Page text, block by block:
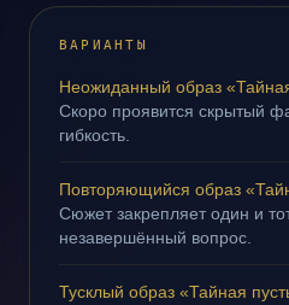
ВАРИАНТЫ
Неожиданный образ
Скоро проявится скрытый
гибкость.
Повторяющийся образ
Сюжет закрепляет один и
незавершённый вопрос.
Тусклый образ «Тайная